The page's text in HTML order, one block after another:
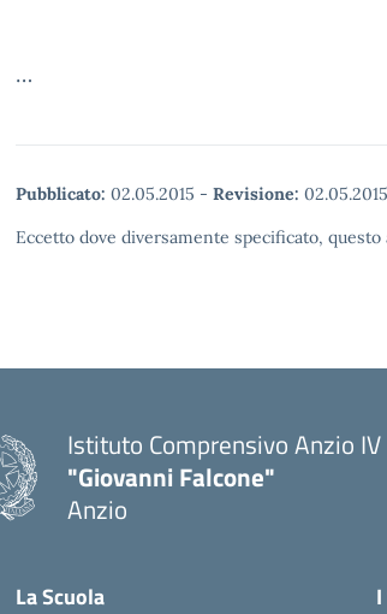
…
Pubblicato: 02.05.2015 - Revisione: 02.05.2015
Eccetto dove diversamente specificato,
Istituto Comprensivo Anzio IV
"Giovanni Falcone"
Anzio
La Scuola